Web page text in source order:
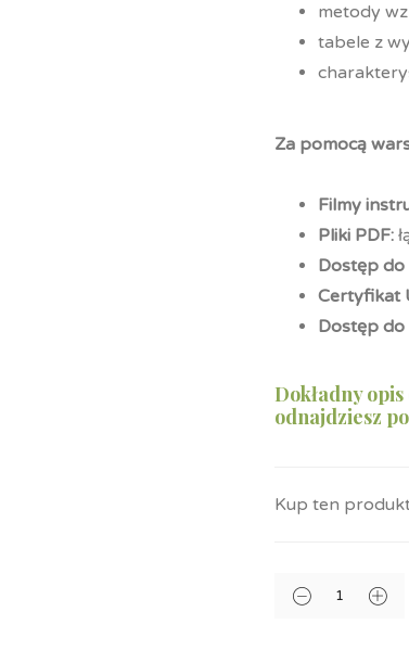
metody
tabele z
Za pomocą
Filmy
Pliki PDF:
Dostęp
Certyfikat
Dostęp
Dokładny
odnajdziesz
Kup ten